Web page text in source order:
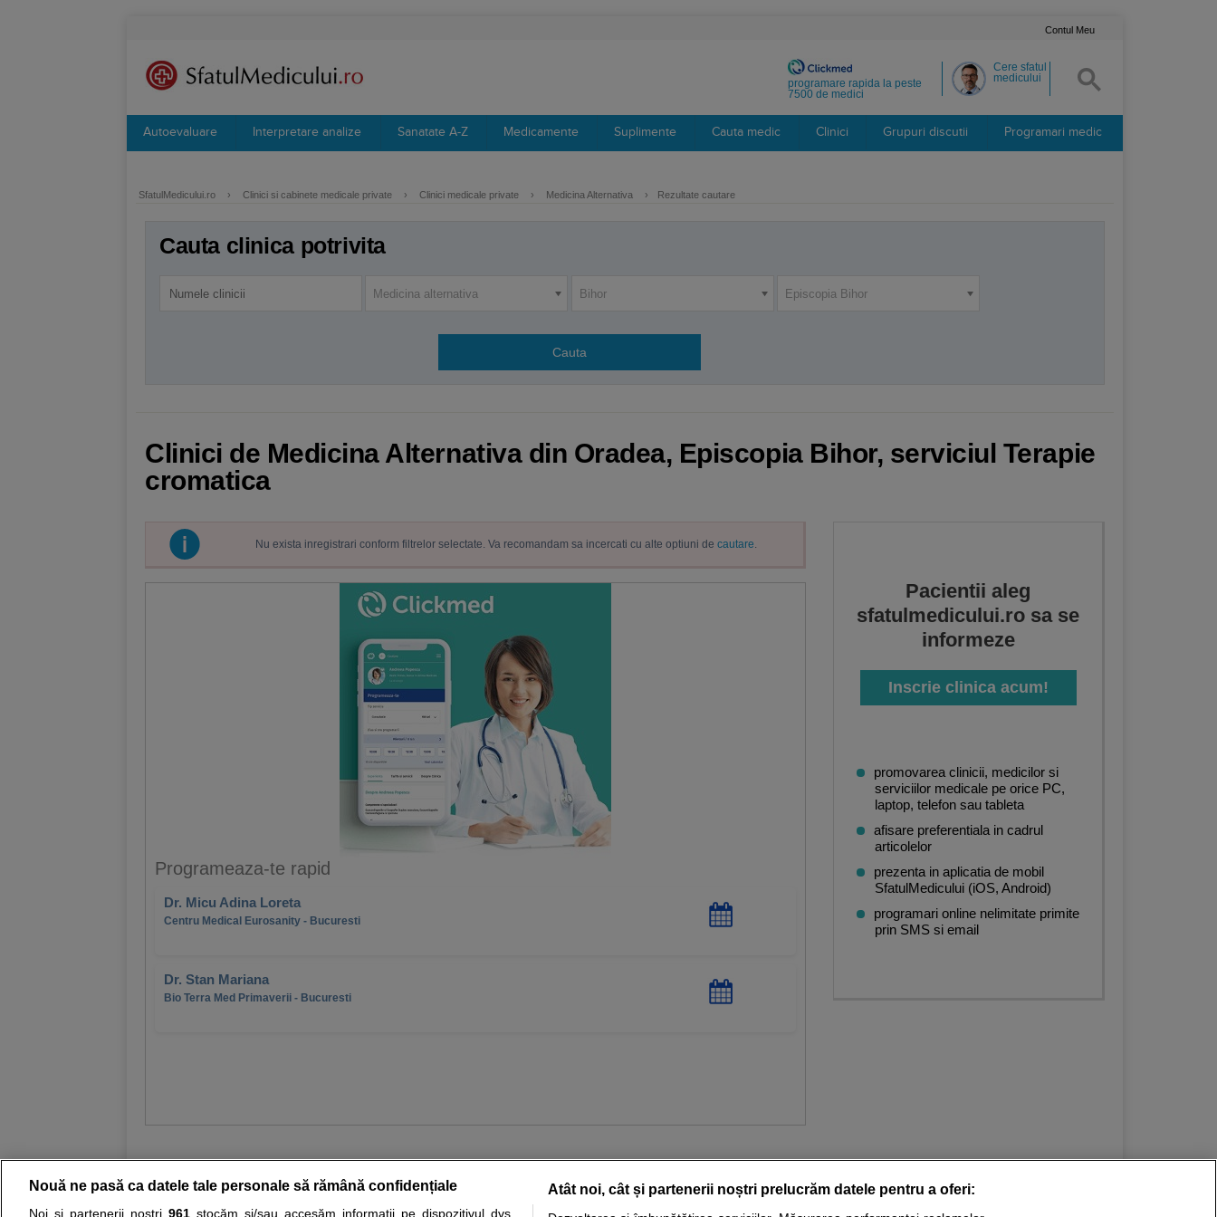
Contul Meu
Cere sfatul
medicului
programare rapida la peste
7500 de medici
Autoevaluare Interpretare analize Sanatate A-Z Medicamente Suplimente Cauta medic Clinici Grupuri discutii Programari medic
SfatulMedicului.ro › Clinici si cabinete medicale private › Clinici medicale private › Medicina Alternativa › Rezultate cautare
Cauta clinica potrivita
Medicina alternativa Bihor Episcopia Bihor
Clinici de Medicina Alternativa din Oradea, Episcopia Bihor, serviciul Terapie
cromatica
Nu exista inregistrari conform filtrelor selectate. Va recomandam sa incercati cu alte optiuni de cautare.
Programeaza-te rapid
Dr. Micu Adina Loreta
Centru Medical Eurosanity - Bucuresti
Dr. Stan Mariana
Bio Terra Med Primaverii - Bucuresti
Pacientii aleg
sfatulmedicului.ro sa se
informeze
Inscrie clinica acum!
promovarea clinicii, medicilor si
serviciilor medicale pe orice PC,
laptop, telefon sau tableta
afisare preferentiala in cadrul
articolelor
prezenta in aplicatia de mobil
SfatulMedicului (iOS, Android)
programari online nelimitate primite
prin SMS si email
Nouă ne pasă ca datele tale personale să rămână confidențiale
Noi și partenerii noștri 961stocăm și/sau accesăm informații pe dispozitivul dvs.,
Atât noi, cât și partenerii noștri prelucrăm datele pentru a oferi: